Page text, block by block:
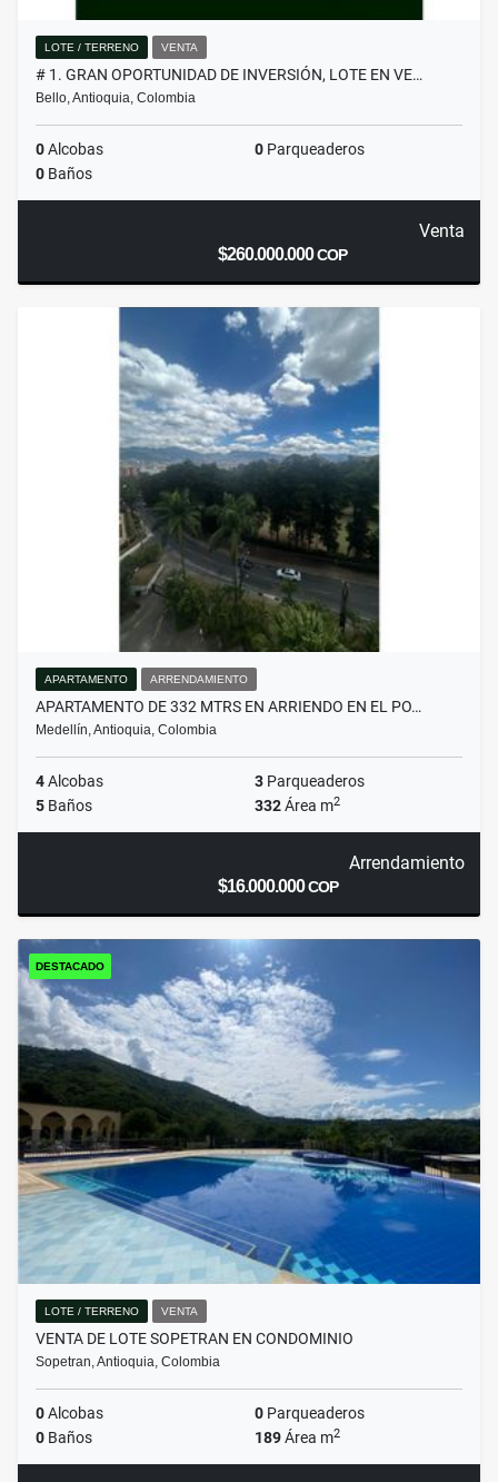
LOTE / TERRENO VENTA
# 1. GRAN OPORTUNIDAD DE INVERSIÓN, LOTE EN VE…
Bello, Antioquia, Colombia
0Alcobas 0 Parqueaderos
0 Baños
Venta
$260.000.000COP
APARTAMENTO ARRENDAMIENTO
APARTAMENTO DE 332 MTRS EN ARRIENDO EN EL PO…
Medellín, Antioquia, Colombia
4Alcobas 3 Parqueaderos
5 Baños 332Área m2
Arrendamiento
$16.000.000COP
DESTACADO
LOTE / TERRENO VENTA
VENTA DE LOTE SOPETRAN EN CONDOMINIO
Sopetran, Antioquia, Colombia
0Alcobas 0 Parqueaderos
0 Baños 189Área m2